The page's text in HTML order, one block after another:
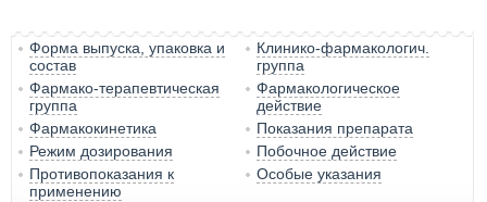
Форма выпуска, упаковка и
состав
Клинико-фармакологич.
группа
Фармако-терапевтическая
группа
Фармакологическое
действие
Фармакокинетика
Показания препарата
Режим дозирования
Побочное действие
Противопоказания к
применению
Особые указания